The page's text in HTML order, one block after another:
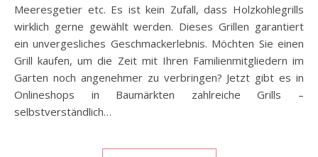
Meeresgetier etc. Es ist kein Zufall, dass Holzkohlegrills
wirklich gerne gewählt werden. Dieses Grillen garantiert
ein unvergesliches Geschmackerlebnis. Möchten Sie einen
Grill kaufen, um die Zeit mit Ihren Familienmitgliedern im
Garten noch angenehmer zu verbringen? Jetzt gibt es in
Onlineshops in Baumärkten zahlreiche Grills –
selbstverständlich…